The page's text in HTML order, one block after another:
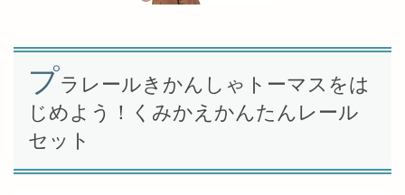
プラレールきかんしゃトーマスをは
じめよう！くみかえかんたんレール
セット